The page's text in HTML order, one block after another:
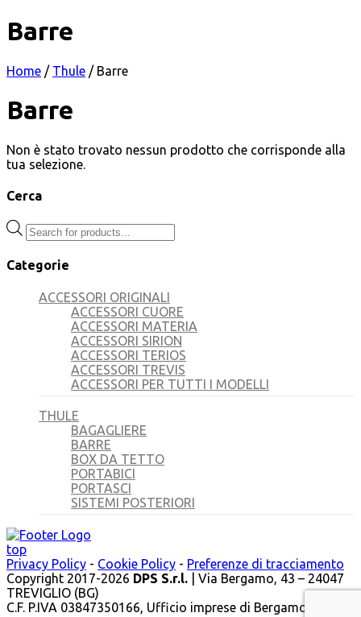
Barre
Home / Thule / Barre
Barre
Non è stato trovato nessun prodotto che corrisponde alla
tua selezione.
Cerca
Products
search
Categorie
ACCESSORI ORIGINALI
ACCESSORI CUORE
ACCESSORI MATERIA
ACCESSORI SIRION
ACCESSORI TERIOS
ACCESSORI TREVIS
ACCESSORI PER TUTTI I MODELLI
THULE
BAGAGLIERE
BARRE
BOX DA TETTO
PORTABICI
PORTASCI
SISTEMI POSTERIORI
top
Privacy Policy - Cookie Policy - Preferenze di tracciamento
Copyright 2017-2026 DPS S.r.l. | Via Bergamo, 43 – 24047
TREVIGLIO (BG)
C.F. P.IVA 03847350166, Ufficio imprese di Bergamo, R.E.A.